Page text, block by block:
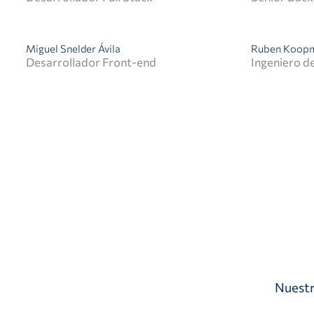
Soy ingeniero de software full
Miguel Snelder Ávila
Desarrollador Front-end
Ruben
Ingeniero